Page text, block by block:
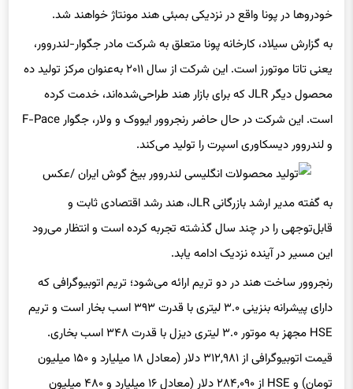
خودروها در پونا واقع در نزدیکی بمبئی هند مونتاژ خواهند شد.
به گزارش سیلاد، کارخانه پونا متعلق به شرکت مادر جگوار-لندروور،
یعنی تاتا موتورز است. این شرکت از سال ۲۰۱۱ به‌عنوان مرکز تولید ده
محصول دیگر JLR که برای بازار هند طراحی‌شده‌اند، خدمت کرده
است. این شرکت در حال حاضر رنجروور ایووک و ولار، جگوار F-Pace
و لندروور دیسکاوری اسپرت را تولید می‌کند.
به گفته مدیر ارشد بازرگانی JLR، هند رشد اقتصادی ثابت و
قابل‌توجهی را در چند سال گذشته تجربه کرده است و انتظار می‌رود
این مسیر در آینده نزدیک ادامه یابد.
رنجروور ساخت هند در دو تریم ارائه می‌شود؛ تریم اتوبیوگرافی که
دارای پیشرانه بنزینی ۳.۰ لیتری با قدرت ۳۹۳ اسب بخار است و تریم
HSE مجهز به موتور ۳.۰ لیتری دیزل با قدرت ۳۴۸ اسب بخاری.
قیمت اتوبیوگرافی از ۳۱۲,۹۸۱ دلار (معادل ۱۸ میلیارد و ۱۵۰ میلیون
تومان) و HSE از ۲۸۴,۰۹۰ دلار (معادل ۱۶ میلیارد و ۴۸۰ میلیون